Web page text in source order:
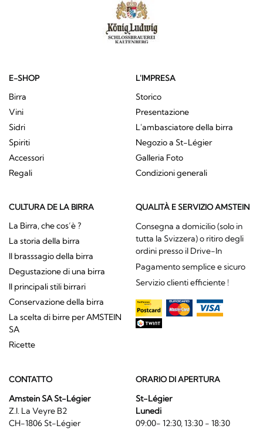
E-SHOP
Birra
Vini
Sidri
Spiriti
Accessori
Regali
L'IMPRESA
Storico
Presentazione
L'ambasciatore della birra
Negozio a St-Légier
Galleria Foto
Condizioni generali
CULTURA DE LA BIRRA
La Birra, che cos’è ?
La storia della birra
Il brasssagio della birra
Degustazione di una birra
Il principali stili birrari
Conservazione della birra
La scelta di birre per AMSTEIN
SA
Ricette
QUALITÀ E SERVIZIO AMSTEIN
Consegna a domicilio (solo in
tutta la Svizzera) o ritiro degli
ordini presso il Drive-In
Pagamento semplice e sicuro
Servizio clienti efficiente !
CONTATTO
Amstein SA St-Légier
Z.I. La Veyre B2
CH-1806 St-Légier
ORARIO DI APERTURA
St-Légier
Lunedi
09:00- 12:30, 13:30 - 18:30